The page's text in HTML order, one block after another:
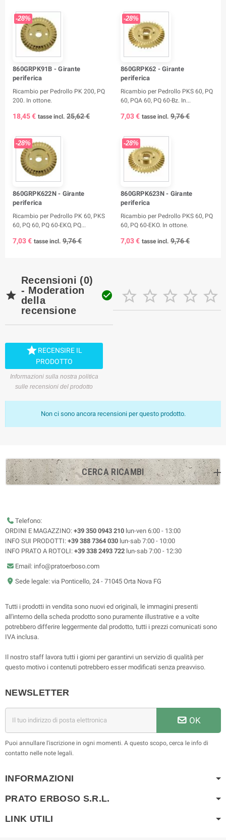
-28%
860GRPK91B - Girante
periferica
Ricambio per Pedrollo PK 200, PQ
200. In ottone.
18,45 € tasse incl. 25,62 €
-28%
860GRPK62 - Girante
periferica
Ricambio per Pedrollo PKS 60, PQ
60, PQA 60, PQ 60-Bz. In...
7,03 € tasse incl. 9,76 €
-28%
860GRPK622N - Girante
periferica
Ricambio per Pedrollo PK 60, PKS
60, PQ 60, PQ 60-EKO, PQ...
7,03 € tasse incl. 9,76 €
-28%
860GRPK623N - Girante
periferica
Ricambio per Pedrollo PKS 60, PQ
60, PQ 60-EKO. In ottone.
7,03 € tasse incl. 9,76 €

Recensioni (0)
- Moderation
della
recensione
     
RECENSIRE IL
PRODOTTO
Informazioni sulla nostra politica
sulle recensioni del prodotto
Non ci sono ancora recensioni per questo prodotto.
CERCA RICAMBI
Telefono:
ORDINI E MAGAZZINO: +39 350 0943 210 lun-ven 6:00 - 13:00
INFO SUI PRODOTTI: +39 388 7364 030 lun-sab 7:00 - 10:00
INFO PRATO A ROTOLI: +39 338 2493 722 lun-sab 7:00 - 12:30
Email: info@pratoerboso.com
Sede legale: via Ponticello, 24 - 71045 Orta Nova FG
Tutti i prodotti in vendita sono nuovi ed originali, le immagini presenti
all'interno della scheda prodotto sono puramente illustrative e a volte
potrebbero differire leggermente dal prodotto, tutti i prezzi comunicati sono
IVA inclusa.
Il nostro staff lavora tutti i giorni per garantirvi un servizio di qualità per
questo motivo i contenuti potrebbero esser modificati senza preavviso.
NEWSLETTER
OK
Puoi annullare l'iscrizione in ogni momenti. A questo scopo, cerca le info di
contatto nelle note legali.
INFORMAZIONI
PRATO ERBOSO S.R.L.
LINK UTILI